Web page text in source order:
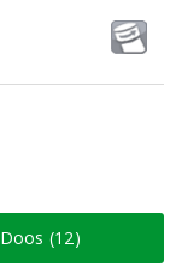
Doos (12)